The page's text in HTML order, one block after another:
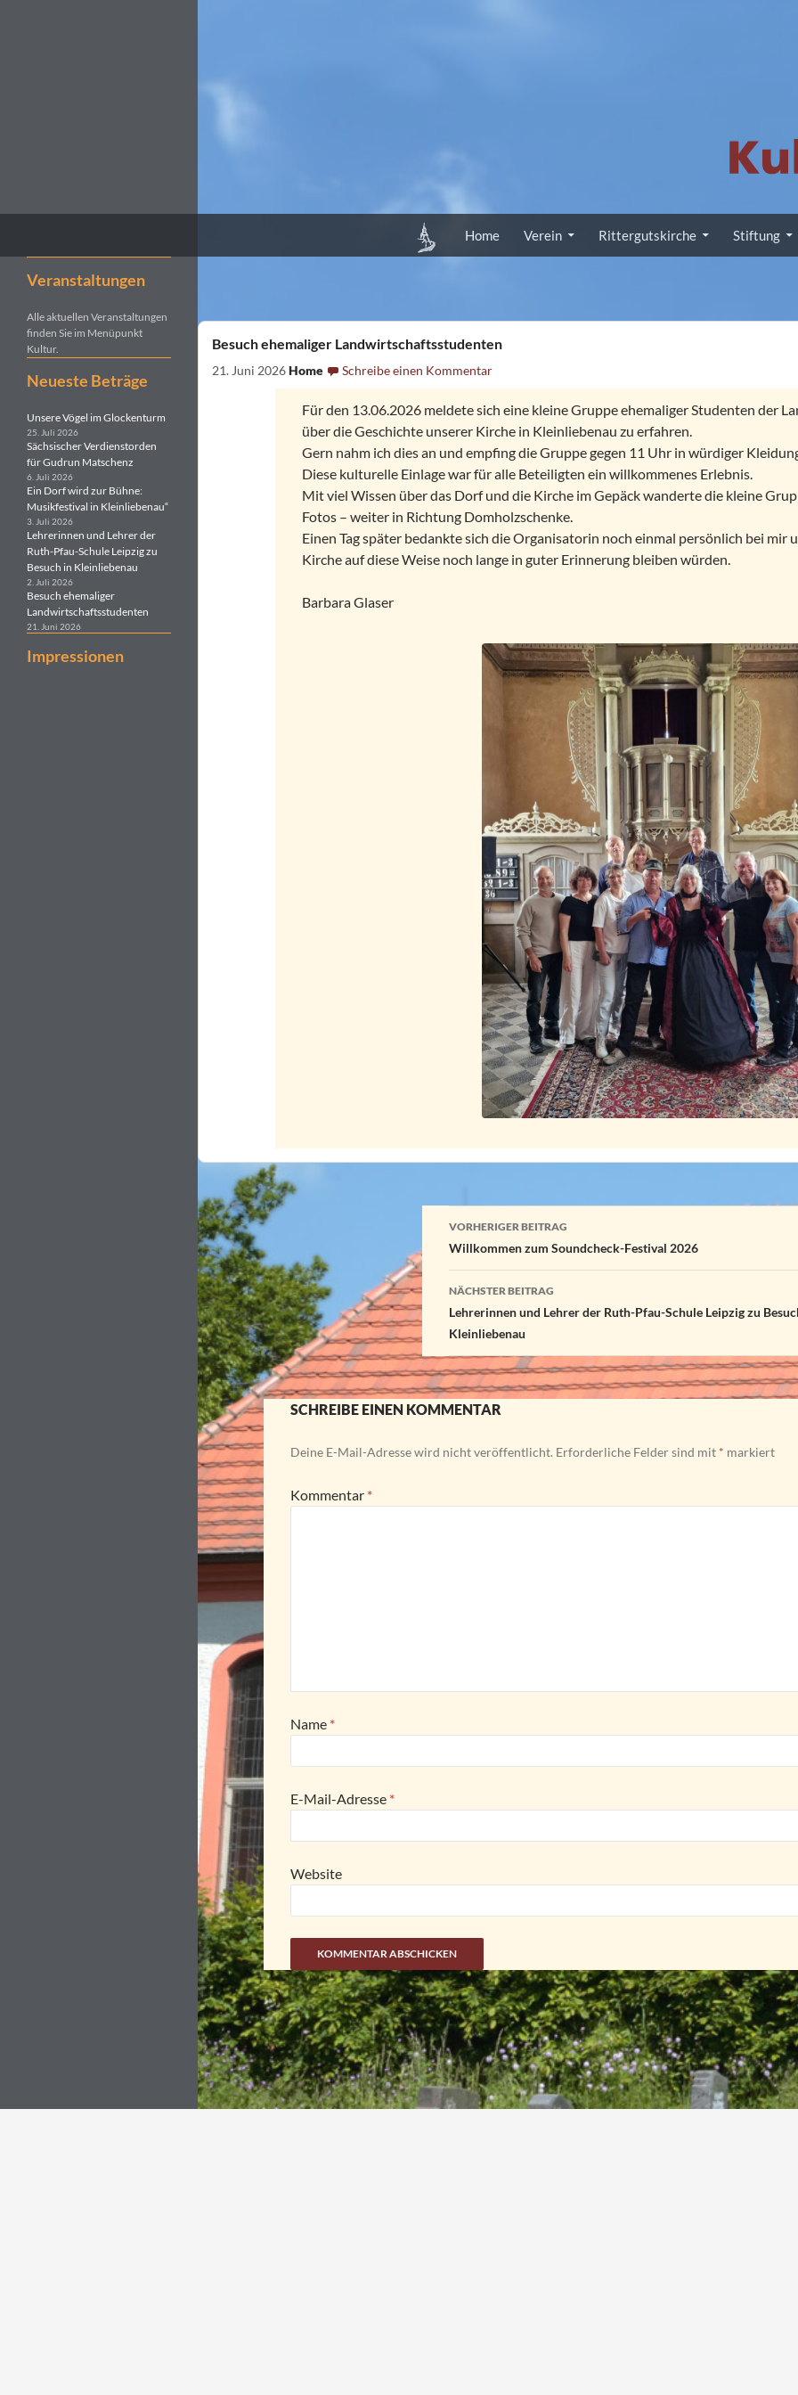
Zum Inhalt springen
Home Verein Rittergutskirche Stiftung
Besuch ehemaliger Landwirtschaftsstudenten
21. Juni 2026Home Schreibe einen Kommentar
Für den 13.06.2026 meldete sich eine kleine Gruppe ehemaliger Studenten der
über die Geschichte unserer Kirche in Kleinliebenau zu erfahren.
Gern nahm ich dies an und empfing die Gruppe gegen 11 Uhr in würdiger
Diese kulturelle Einlage war für alle Beteiligten ein willkommenes Erlebnis.
Mit viel Wissen über das Dorf und die Kirche im Gepäck wanderte die kleine
Fotos – weiter in Richtung Domholzschenke.
Einen Tag später bedankte sich die Organisatorin noch einmal persönlich bei mir
Kirche auf diese Weise noch lange in guter Erinnerung bleiben würden.
Barbara Glaser
Beitragsnavigation
VORHERIGER BEITRAG
Willkommen zum Soundcheck-Festival 2026
NÄCHSTER BEITRAG
Lehrerinnen und Lehrer der Ruth-Pfau-Schule Leipzig zu
Kleinliebenau
SCHREIBE EINEN KOMMENTAR
Deine E-Mail-Adresse wird nicht veröffentlicht. Erforderliche Felder sind mit * markiert
Kommentar *
Name *
E-Mail-Adresse *
Website
Veranstaltungen
Alle aktuellen Veranstaltungen
finden Sie im Menüpunkt
Kultur.
Neueste Beträge
Unsere Vögel im Glockenturm
25. Juli 2026
Sächsischer Verdienstorden
für Gudrun Matschenz
6. Juli 2026
Ein Dorf wird zur Bühne:
Musikfestival in Kleinliebenau“
3. Juli 2026
Lehrerinnen und Lehrer der
Ruth-Pfau-Schule Leipzig zu
Besuch in Kleinliebenau
2. Juli 2026
Besuch ehemaliger
Landwirtschaftsstudenten
21. Juni 2026
Impressionen